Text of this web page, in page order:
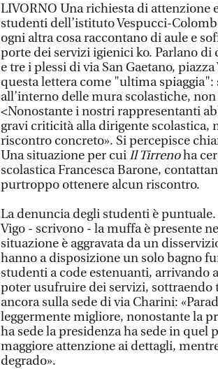
LIVORNO Una richiesta di attenzione
studenti dell’istituto Vespucci-
ogni altra cosa raccontano di aule e
porte dei servizi igienici ko. Parlano
e tre i plessi di via San Gaetano,
questa lettera come "ultima spiaggia":
all’interno delle mura scolastiche,
<Nonostante i nostri rappresentanti
gravi criticità alla dirigente scolastica,
riscontro concreto». Si percepisce
Una situazione per cuiIl Tirrenoha
scolastica Francesca Barone,
purtroppo ottenere alcun riscontro.
La denuncia degli studenti è puntuale.
Vigo - scrivono - la muffa è presente
situazione è aggravata da un
hanno a disposizione un solo bagno
studenti a code estenuanti, arrivando
poter usufruire dei servizi, sottraendo
ancora sulla sede di via Charini:
leggermente migliore, nonostante la
ha sede la presidenza ha sede in quel
maggiore attenzione ai dettagli,
degrado».